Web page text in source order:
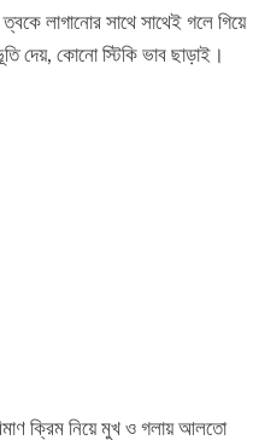
লাগানোর সাথে সাথেই গলে গিয়ে
দেয়, কোনো স্টিকি ভাব ছাড়াই।
ক্রিম নিয়ে মুখ ও গলায় আলতো